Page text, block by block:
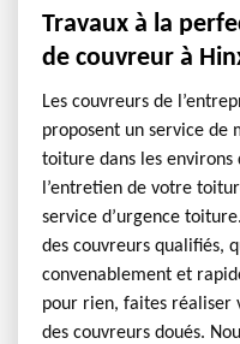
Travaux à la
de couvreur à
Les couvreurs de
proposent un service de
toiture dans les environs
l’entretien de votre
service d’urgence
des couvreurs qualifiés,
convenablement et
pour rien, faites
des couvreurs doués.